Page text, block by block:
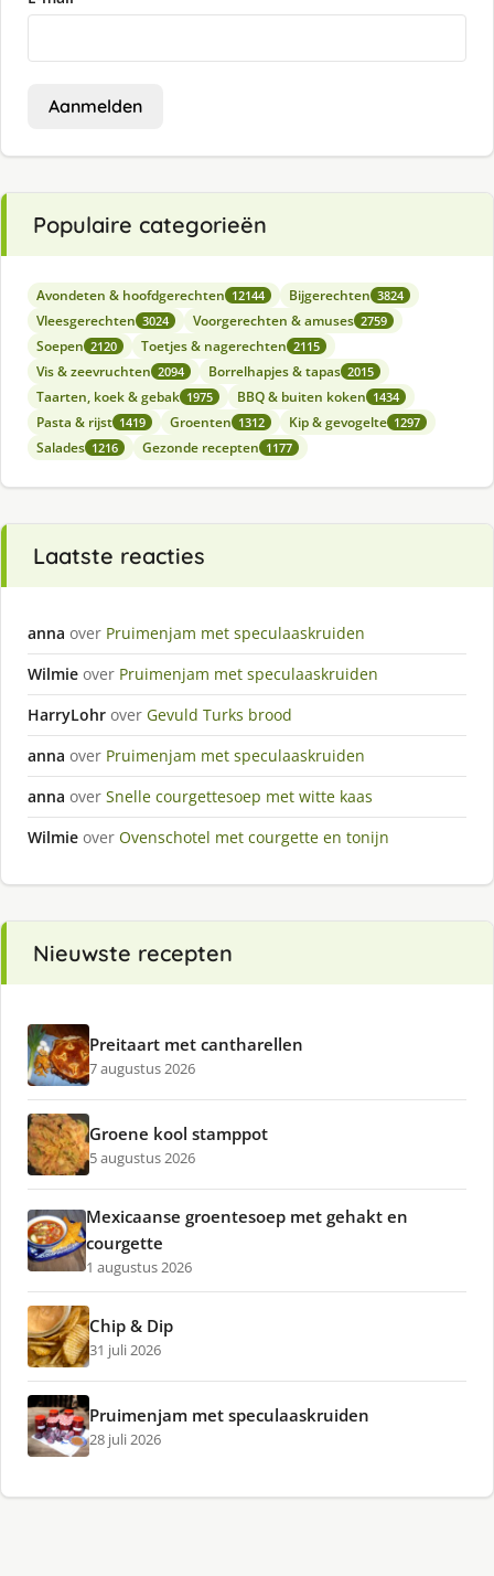
Aanmelden
Populaire categorieën
Avondeten & hoofdgerechten 12144 Bijgerechten 3824
Vleesgerechten 3024 Voorgerechten & amuses 2759
Soepen 2120 Toetjes & nagerechten 2115
Vis & zeevruchten 2094 Borrelhapjes & tapas 2015
Taarten, koek & gebak 1975 BBQ & buiten koken 1434
Pasta & rijst 1419 Groenten 1312 Kip & gevogelte 1297
Salades 1216 Gezonde recepten 1177
Laatste reacties
anna over Pruimenjam met speculaaskruiden
Wilmie over Pruimenjam met speculaaskruiden
HarryLohr over Gevuld Turks brood
anna over Pruimenjam met speculaaskruiden
anna over Snelle courgettesoep met witte kaas
Wilmie over Ovenschotel met courgette en tonijn
Nieuwste recepten
Preitaart met cantharellen
7 augustus 2026
Groene kool stamppot
5 augustus 2026
Mexicaanse groentesoep met gehakt en
courgette
1 augustus 2026
Chip & Dip
31 juli 2026
Pruimenjam met speculaaskruiden
28 juli 2026